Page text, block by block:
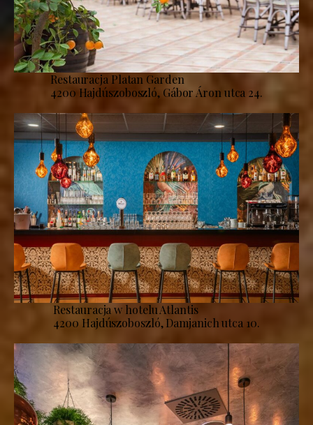
Restauracja Platan Garden
4200 Hajdúszoboszló, Gábor Áron utca 24.
Restauracja w hotelu Atlantis
4200 Hajdúszoboszló, Damjanich utca 10.